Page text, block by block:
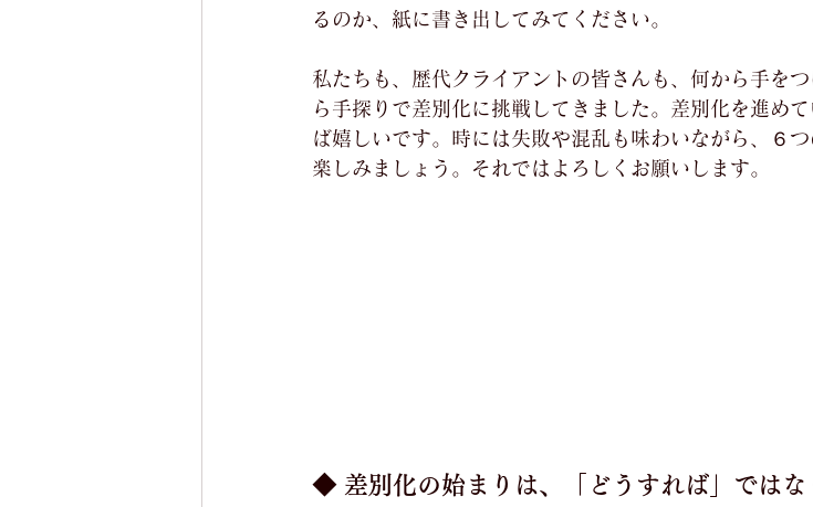
るのか、紙に書き出してみてください。
私たちも、歴代クライアントの皆さんも、何から手を
ら手探りで差別化に挑戦してきました。差別化を進め
ば嬉しいです。時には失敗や混乱も味わいながら、６
楽しみましょう。それではよろしくお願いします。
◆ 差別化の始まりは、「どうすれば」ではな